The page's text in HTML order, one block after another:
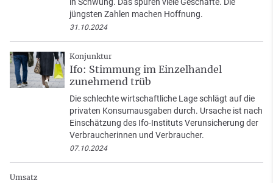
jüngsten Zahlen machen Hoffnung.
31.10.2024
Konjunktur
Ifo: Stimmung im Einzelhandel
zunehmend trüb
Die schlechte wirtschaftliche Lage schlägt auf die
privaten Konsumausgaben durch. Ursache ist nach
Einschätzung des Ifo-Instituts Verunsicherung der
Verbraucherinnen und Verbraucher.
07.10.2024
Umsatz